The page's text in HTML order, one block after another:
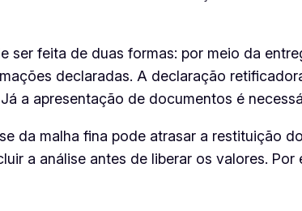
ser feita de duas formas: por meio da
declaradas. A declaração
a apresentação de documentos é
da malha fina pode atrasar a restituição
a análise antes de liberar os valores.